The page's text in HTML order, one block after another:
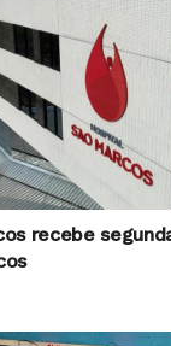
recebe